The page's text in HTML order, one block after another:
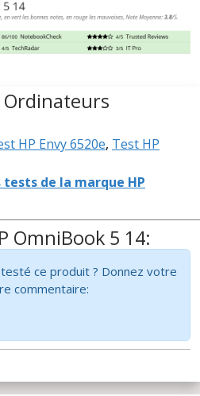
Ordinateurs
HP Envy 6520e, Test HP
tests de la marque HP
OmniBook 5 14:
ce produit ? Donnez votre
commentaire: